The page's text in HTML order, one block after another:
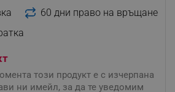
60 дни право на връщане
този продукт е с изчерпана
ни имейл, за да те уведомим